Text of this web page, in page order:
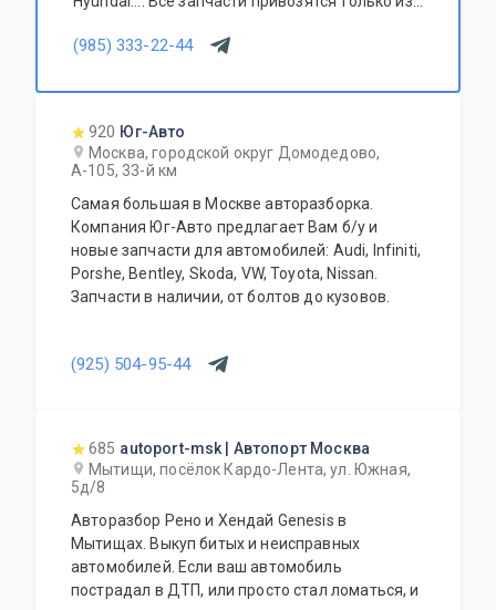
(985) 333-22-44
920 Юг-Авто
Москва, городской округ Домодедово,
А-105, 33-й км
Самая большая в Москве авторазборка.
Компания Юг-Авто предлагает Вам б/у и
новые запчасти для автомобилей: Audi, Infiniti,
Porshe, Bentley, Skoda, VW, Toyota, Nissan.
Запчасти в наличии, от болтов до кузовов.
(925) 504-95-44
685 autoport-msk | Автопорт Москва
Мытищи, посёлок Кардо-Лента, ул. Южная,
5д/8
Авторазбор Рено и Хендай Genesis в
Мытищах. Выкуп битых и неисправных
автомобилей. Если ваш автомобиль
пострадал в ДТП, или просто стал ломаться, и